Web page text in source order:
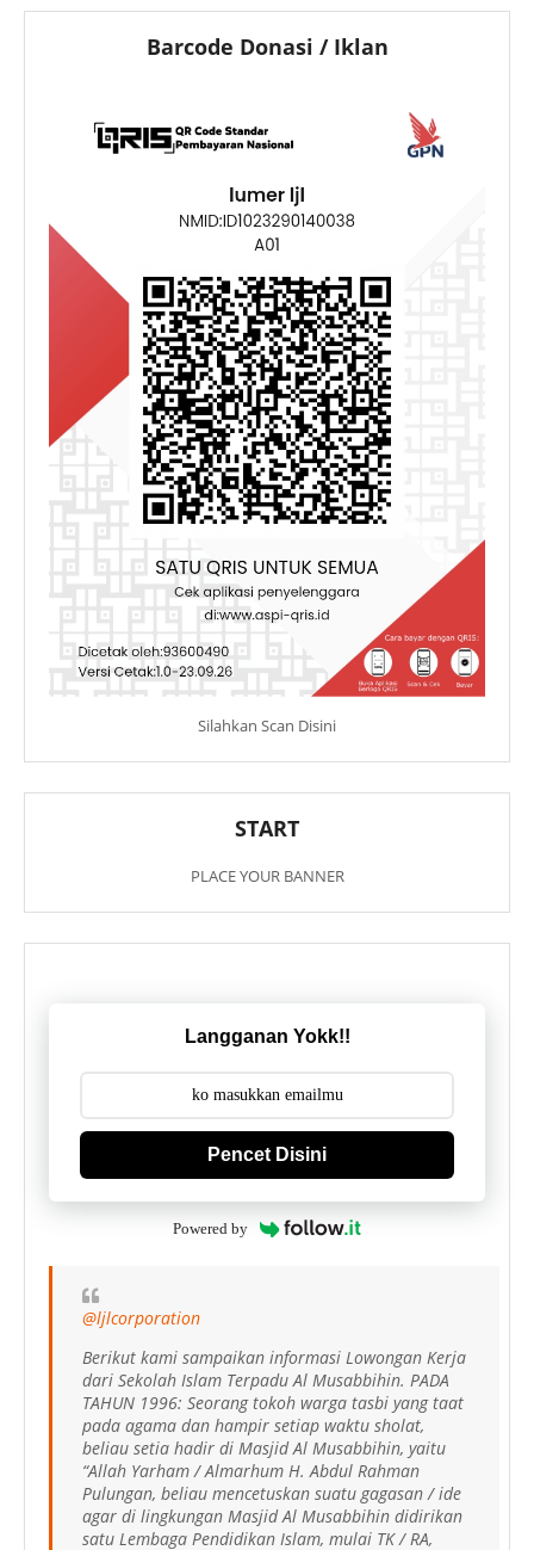
Barcode Donasi / Iklan
Silahkan Scan Disini
START
PLACE YOUR BANNER
Langganan Yokk!!
Pencet Disini
Powered by
@ljlcorporation
Berikut kami sampaikan informasi Lowongan Kerja
dari Sekolah Islam Terpadu Al Musabbihin. PADA
TAHUN 1996: Seorang tokoh warga tasbi yang taat
pada agama dan hampir setiap waktu sholat,
beliau setia hadir di Masjid Al Musabbihin, yaitu
“Allah Yarham / Almarhum H. Abdul Rahman
Pulungan, beliau mencetuskan suatu gagasan / ide
agar di lingkungan Masjid Al Musabbihin didirikan
satu Lembaga Pendidikan Islam, mulai TK / RA,